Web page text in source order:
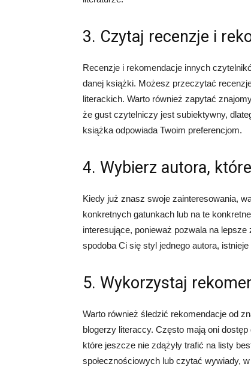
3. Czytaj recenzje i
Recenzje i rekomendacje innych
danej książki. Możesz przeczytać
literackich. Warto również zapytać
że gust czytelniczy jest subiektywny,
książka odpowiada Twoim preferencjom.
4. Wybierz autora,
Kiedy już znasz swoje zainteresowania,
konkretnych gatunkach lub na te
interesujące, ponieważ pozwala na
spodoba Ci się styl jednego autora,
5. Wykorzystaj
Warto również śledzić rekomendacje od
blogerzy literaccy. Często mają oni
które jeszcze nie zdążyły trafić na listy
społecznościowych lub czytać wywiady,